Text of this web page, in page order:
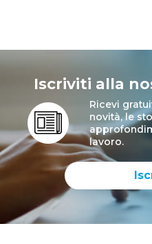
Iscriviti alla
Ricevi
novità, le
lavoro.